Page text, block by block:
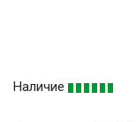
Наличие